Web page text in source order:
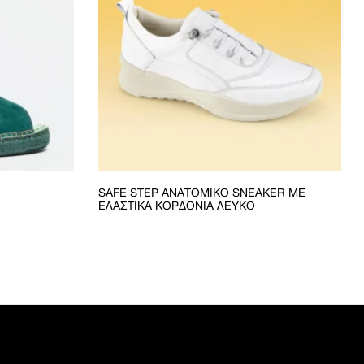
SAFE STEP ΑΝΑΤΟΜΙΚΌ SNEAKER ΜΕ
ΕΛΑΣΤΙΚΆ ΚΟΡΔΌΝΙΑ ΛΕΥΚΌ